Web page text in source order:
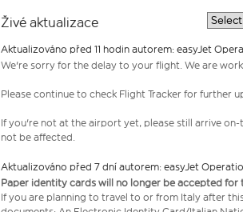
Živé aktualizace
Aktualizováno před 11 hodin autorem: easyJet
We're sorry for the delay to your flight. We are
Please continue to check Flight Tracker for further
If you're not at the airport yet, please still arrive
not be affected.
Aktualizováno před 7 dní autorem: easyJet
Paper identity cards will no longer be accepted
If you are planning to travel to or from Italy after